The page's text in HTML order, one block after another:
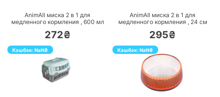
AnimAll миска 2 в 1 для
медленного кормления , 600 мл
272₴
AnimAll миска 2 в 1 для
медленного кормления , 24 см
295₴
Кэшбэк:NaN₴ Кэшбэк:NaN₴